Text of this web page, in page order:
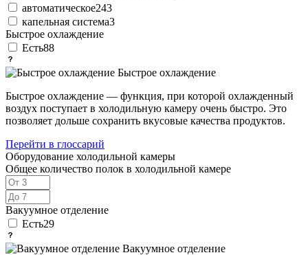
автоматическое243
капельная система3
Быстрое охлаждение
Есть88
Быстрое охлаждение
Быстрое охлаждение — функция, при которой охлажденный
воздух поступает в холодильную камеру очень быстро. Это
позволяет дольше сохранить вкусовые качества продуктов.
Перейти в глоссарий
Оборудование холодильной камеры
Общее количество полок в холодильной камере
Вакуумное отделение
Есть29
Вакуумное отделение